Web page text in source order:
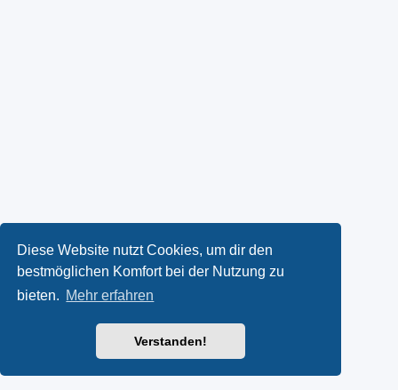
Diese Website nutzt Cookies, um dir den
bestmöglichen Komfort bei der Nutzung zu
bieten. Mehr erfahren
Verstanden!